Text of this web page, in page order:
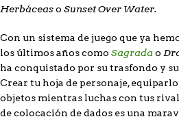
Herbáceaso Sunset Over Water.
Con un sistema de juego que ya
los últimos años como Sagradao
ha conquistado por su trasfondo y
Crear tu hoja de personaje,
objetos mientras luchas con tus
de colocación de dados es una